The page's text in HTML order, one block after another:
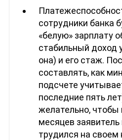
сотрудники банка
«белую» зарплату
стабильный доход
она) и его стаж.
составлять, как
подсчете
последние пять
желательно, чтобы
месяцев
трудился на